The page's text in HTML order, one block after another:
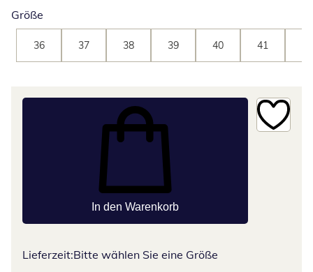
Größe
36 37 38 39 40 41
In den Warenkorb
Lieferzeit:Bitte wählen Sie eine Größe